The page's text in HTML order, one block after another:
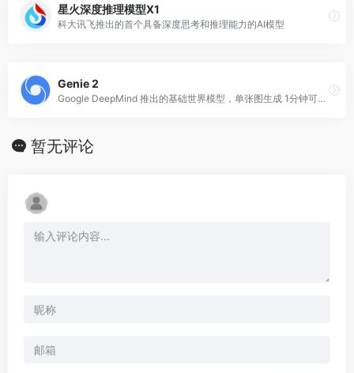
星火深度推理模型X1
科大讯飞推出的首个具备深度思考和推理能力的AI模型
Genie 2
Google DeepMind 推出的基础世界模型，单张图生成 1分钟可玩 3D 世界
暂无评论